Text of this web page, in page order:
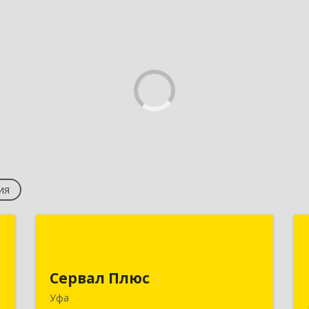
Сервал Плюс
Уфа
Октября пр-кт, дом № 84/4